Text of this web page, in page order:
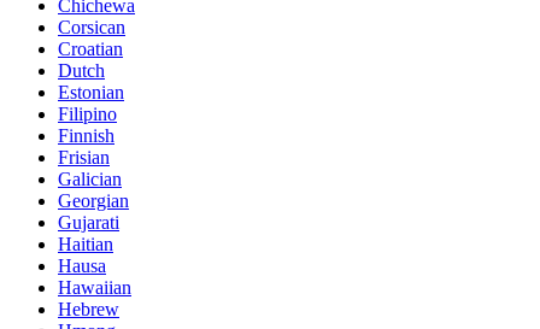
Chichewa
Corsican
Croatian
Dutch
Estonian
Filipino
Finnish
Frisian
Galician
Georgian
Gujarati
Haitian
Hausa
Hawaiian
Hebrew